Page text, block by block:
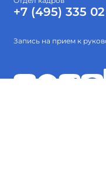
+7 (495) 335
Запись на прием к